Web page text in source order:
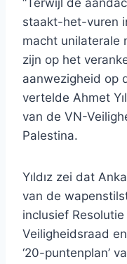
“Terwijl de
staakt-het-vuren
macht unilaterale
zijn op het
aanwezigheid op
vertelde Ahmet
van de VN-
Palestina.
Yıldız zei dat
van de
inclusief
Veiligheidsraad
‘20-puntenplan’